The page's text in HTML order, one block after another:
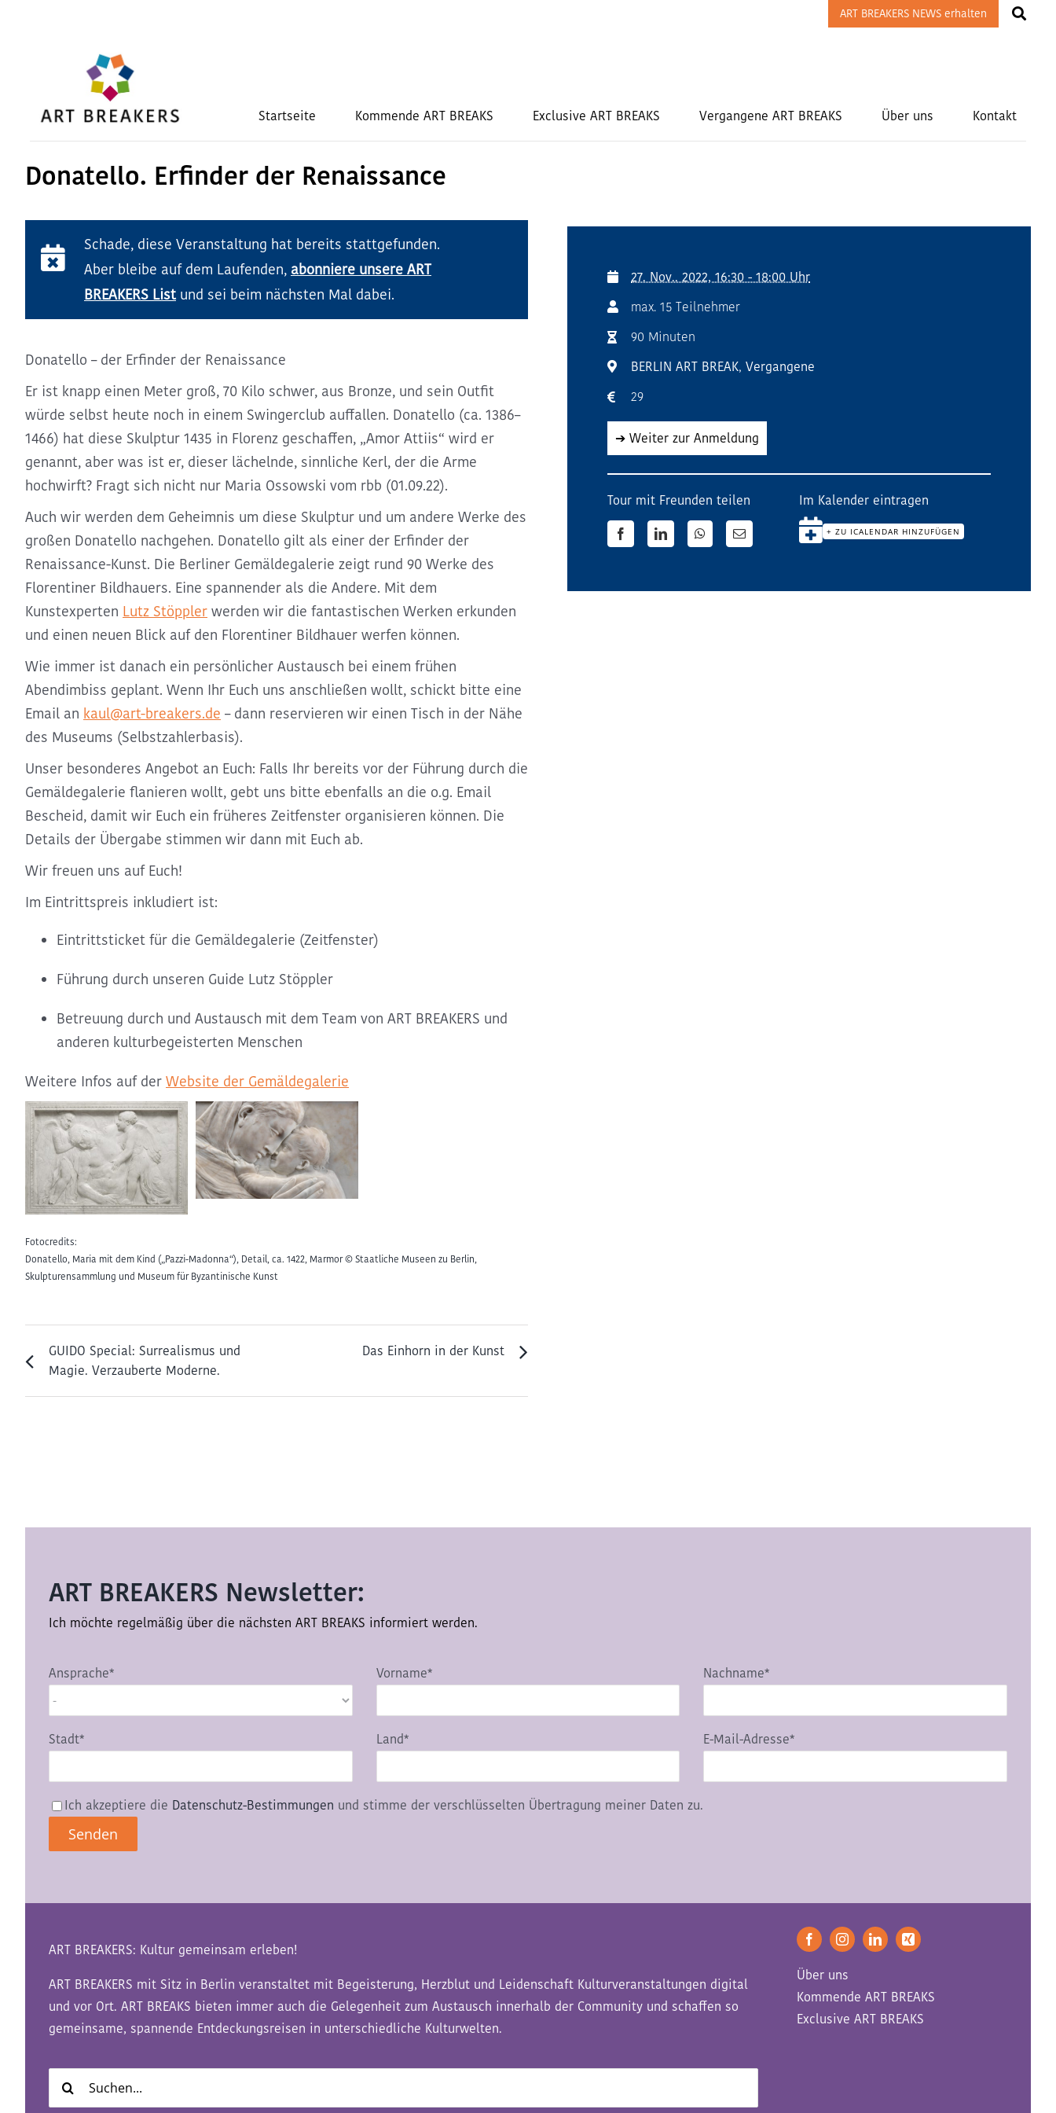
ART BREAKERS NEWS erhalten
Startseite Kommende ART BREAKS Exclusive ART BREAKS Vergangene ART BREAKS Über uns Kontakt
Donatello. Erfinder der Renaissance
Schade, diese Veranstaltung hat bereits stattgefunden.
Aber bleibe auf dem Laufenden, abonniere unsere ART
BREAKERS Listund sei beim nächsten Mal dabei.
Donatello – der Erfinder der Renaissance
Er ist knapp einen Meter groß, 70 Kilo schwer, aus Bronze, und sein Outfit
würde selbst heute noch in einem Swingerclub auffallen. Donatello (ca. 1386–
1466) hat diese Skulptur 1435 in Florenz geschaffen, „Amor Attiis“ wird er
genannt, aber was ist er, dieser lächelnde, sinnliche Kerl, der die Arme
hochwirft? Fragt sich nicht nur Maria Ossowski vom rbb (01.09.22).
Auch wir werden dem Geheimnis um diese Skulptur und um andere Werke des
großen Donatello nachgehen. Donatello gilt als einer der Erfinder der
Renaissance-Kunst. Die Berliner Gemäldegalerie zeigt rund 90 Werke des
Florentiner Bildhauers. Eine spannender als die Andere. Mit dem
Kunstexperten Lutz Stöppler werden wir die fantastischen Werken erkunden
und einen neuen Blick auf den Florentiner Bildhauer werfen können.
Wie immer ist danach ein persönlicher Austausch bei einem frühen
Abendimbiss geplant. Wenn Ihr Euch uns anschließen wollt, schickt bitte eine
Email an kaul@art-breakers.de – dann reservieren wir einen Tisch in der Nähe
des Museums (Selbstzahlerbasis).
Unser besonderes Angebot an Euch: Falls Ihr bereits vor der Führung durch die
Gemäldegalerie flanieren wollt, gebt uns bitte ebenfalls an die o.g. Email
Bescheid, damit wir Euch ein früheres Zeitfenster organisieren können. Die
Details der Übergabe stimmen wir dann mit Euch ab.
Wir freuen uns auf Euch!
Im Eintrittspreis inkludiert ist:
Eintrittsticket für die Gemäldegalerie (Zeitfenster)
Führung durch unseren Guide Lutz Stöppler
Betreuung durch und Austausch mit dem Team von ART BREAKERS und
anderen kulturbegeisterten Menschen
Weitere Infos auf der Website der Gemäldegalerie
Fotocredits:
Donatello, Maria mit dem Kind („Pazzi-Madonna“), Detail, ca. 1422, Marmor © Staatliche Museen zu Berlin,
Skulpturensammlung und Museum für Byzantinische Kunst
GUIDO Special: Surrealismus und
Magie. Verzauberte Moderne.
Das Einhorn in der Kunst
27. Nov.. 2022, 16:30 - 18:00 Uhr
max. 15 Teilnehmer
90 Minuten
BERLIN ART BREAK,Vergangene
29
➔ Weiter zur Anmeldung
Tour mit Freunden teilen
FacebookLinkedInWhatsApp
E-
Mail
Im Kalender eintragen
+ ZU ICALENDAR HINZUFÜGEN
ART BREAKERS Newsletter:
Ich möchte regelmäßig über die nächsten ART BREAKS informiert werden.
Ansprache* Vorname* Nachname*
Stadt* Land* E-Mail-Adresse*
Ich akzeptiere die Datenschutz-Bestimmungen und stimme der verschlüsselten Übertragung meiner Daten zu.
ART BREAKERS: Kultur gemeinsam erleben!
ART BREAKERS mit Sitz in Berlin veranstaltet mit Begeisterung, Herzblut und Leidenschaft Kulturveranstaltungen digital
und vor Ort. ART BREAKS bieten immer auch die Gelegenheit zum Austausch innerhalb der Community und schaffen so
gemeinsame, spannende Entdeckungsreisen in unterschiedliche Kulturwelten.
Über uns
Kommende ART BREAKS
Exclusive ART BREAKS
Suche
nach: